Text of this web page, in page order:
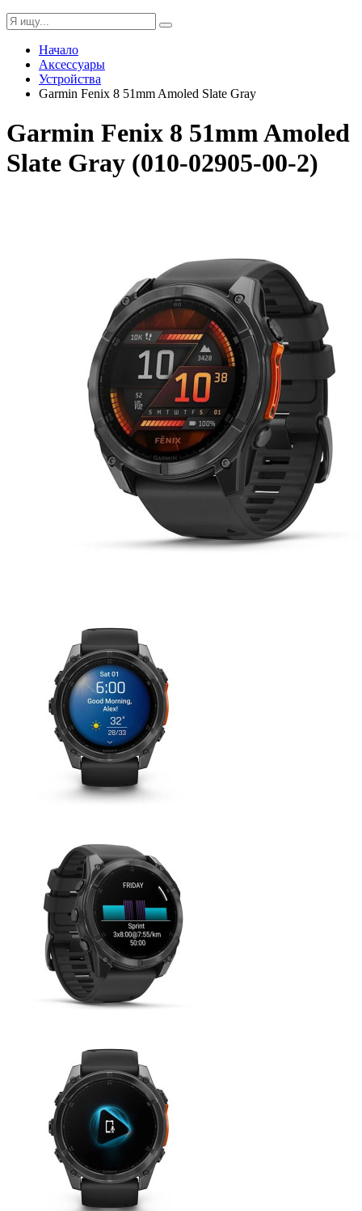
Начало
Аксессуары
Устройства
Garmin Fenix 8 51mm Amoled Slate Gray
Garmin Fenix 8 51mm Amoled
Slate Gray (010-02905-00-2)